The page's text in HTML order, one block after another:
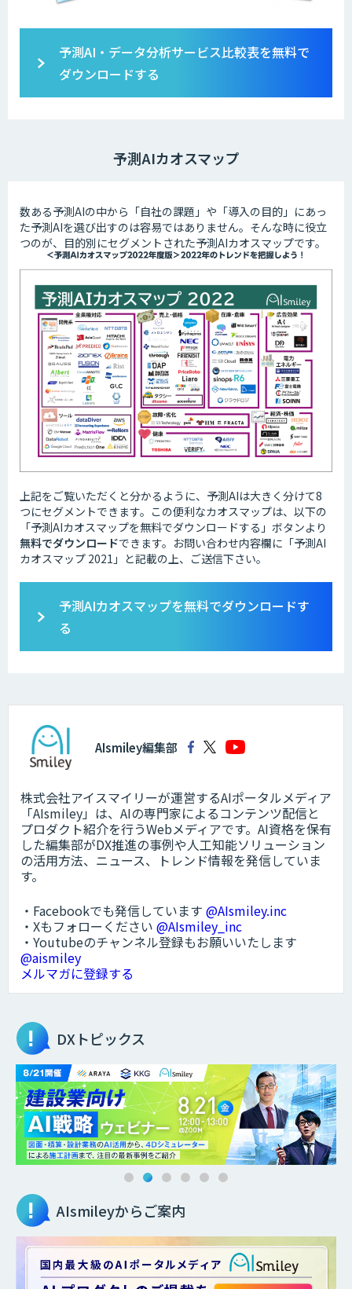
予測AI・データ分析サービス比較表を無料で
ダウンロードする
予測AIカオスマップ
数ある予測AIの中から「自社の課題」や「導入の目的」にあっ
た予測AIを選び出すのは容易ではありません。そんな時に役立
つのが、目的別にセグメントされた予測AIカオスマップです。
上記をご覧いただくと分かるように、予測AIは大きく分けて8
つにセグメントできます。この便利なカオスマップは、以下の
「予測AIカオスマップを無料でダウンロードする」ボタンより
無料でダウンロードできます。お問い合わせ内容欄に「予測AI
カオスマップ 2021」と記載の上、ご送信下さい。
予測AIカオスマップを無料でダウンロードす
る
AIsmiley編集部
株式会社アイスマイリーが運営するAIポータルメディア
「AIsmiley」は、AIの専門家によるコンテンツ配信と
プロダクト紹介を行うWebメディアです。AI資格を保有
した編集部がDX推進の事例や人工知能ソリューション
の活用方法、ニュース、トレンド情報を発信していま
す。
・Facebookでも発信しています @AIsmiley.inc
・Xもフォローください @AIsmiley_inc
・Youtubeのチャンネル登録もお願いいたします
@aismiley
メルマガに登録する
DXトピックス
AIsmileyからご案内